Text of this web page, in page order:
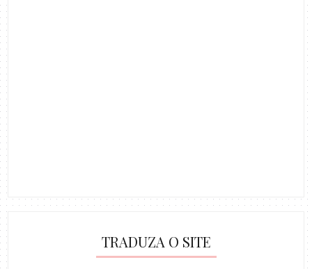
TRADUZA O SITE